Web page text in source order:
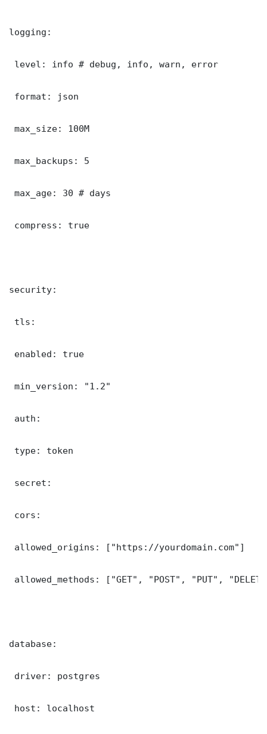
logging:
level: info # debug, info, warn, error
format: json
max_size: 100M
max_backups: 5
max_age: 30 # days
compress: true
security:
tls:
enabled: true
min_version: "1.2"
auth:
type: token
secret:
cors:
allowed_origins: ["https://yourdomain.com"]
allowed_methods: ["GET", "POST", "PUT",
database:
driver: postgres
host: localhost